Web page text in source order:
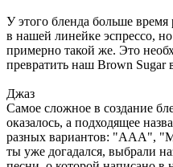
У этого бленда больше время
в нашей линейке эспрессо,
примерно такой же. Это
превратить наш Brown Sugar
Джаз
Самое сложное в создание
оказалось, а подходящее
разных вариантов: "AAA",
ты уже догадался, выбрали